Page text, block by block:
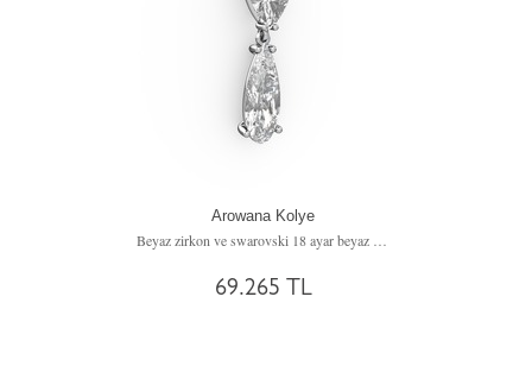
Arowana Kolye
69.265 TL